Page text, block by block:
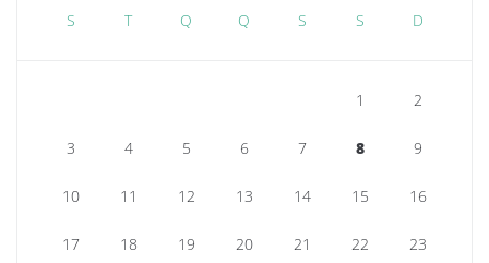
S T Q Q S S D
1 2
3 4 5 6 7 8 9
10 11 12 13 14 15 16
17 18 19 20 21 22 23